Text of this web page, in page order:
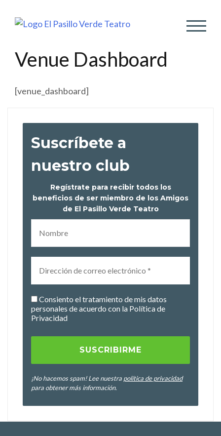
Venue Dashboard
[venue_dashboard]
Suscríbete a
nuestro club
Regístrate para recibir todos los
beneficios de ser miembro de los Amigos
de El Pasillo Verde Teatro
Consiento el tratamiento de mis datos
personales de acuerdo con la Política de
Privacidad
¡No hacemos spam! Lee nuestra política de privacidad
para obtener más información.